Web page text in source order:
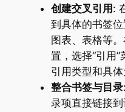
创建交叉引用 :
到具体的书签
图表、表格等
置，选择“引用”
引用类型和具体
整合书签与目录
录项直接链接到